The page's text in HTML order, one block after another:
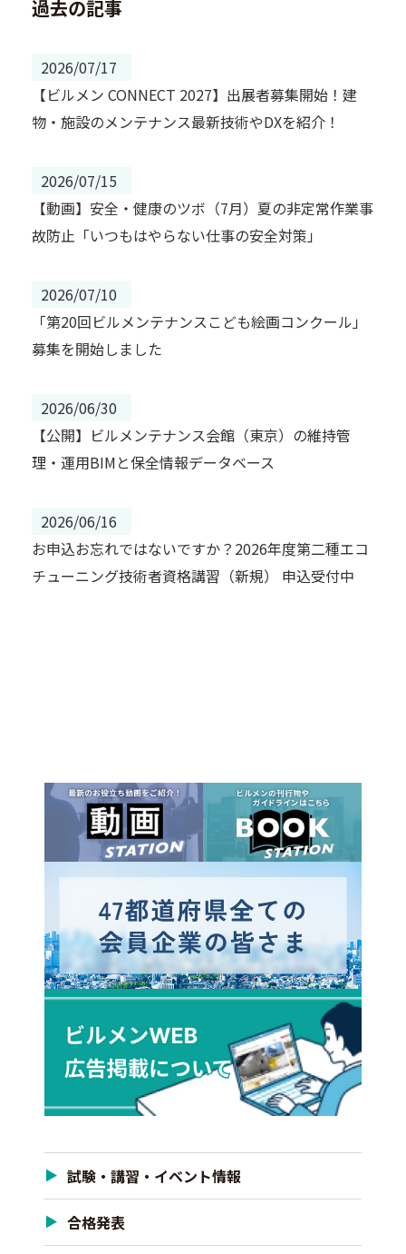
過去の記事
2026/07/17
【ビルメン CONNECT 2027】出展者募集開始！建
物・施設のメンテナンス最新技術やDXを紹介！
2026/07/15
【動画】安全・健康のツボ（7月）夏の非定常作業事
故防止「いつもはやらない仕事の安全対策」
2026/07/10
「第20回ビルメンテナンスこども絵画コンクール」
募集を開始しました
2026/06/30
【公開】ビルメンテナンス会館（東京）の維持管
理・運用BIMと保全情報データベース
2026/06/16
お申込お忘れではないですか？2026年度第二種エコ
チューニング技術者資格講習（新規） 申込受付中
試験・講習・イベント情報
合格発表